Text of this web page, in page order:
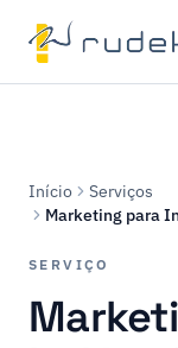
Início
Serviços
Marketing para
SERVIÇO